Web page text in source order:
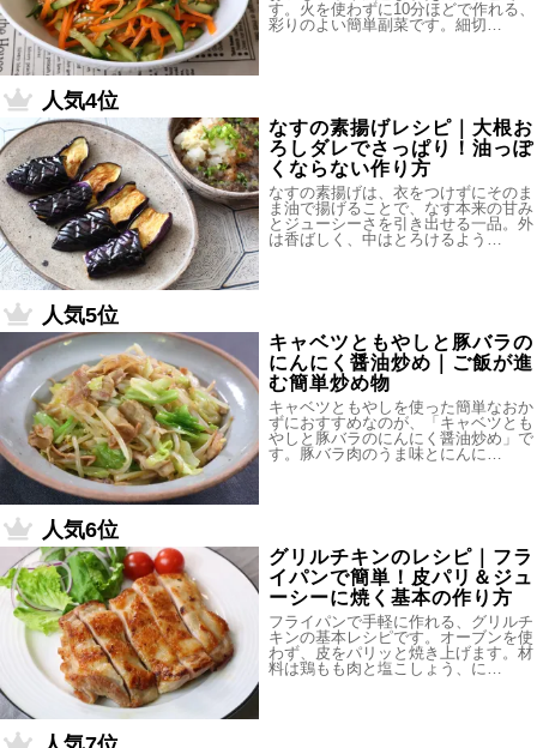
す。火を使わずに10分ほどで作れる、
彩りのよい簡単副菜です。細切…
人気4位
なすの素揚げレシピ｜大根お
ろしダレでさっぱり！油っぽ
くならない作り方
なすの素揚げは、衣をつけずにそのま
ま油で揚げることで、なす本来の甘み
とジューシーさを引き出せる一品。外
は香ばしく、中はとろけるよう…
人気5位
キャベツともやしと豚バラの
にんにく醤油炒め｜ご飯が進
む簡単炒め物
キャベツともやしを使った簡単なおか
ずにおすすめなのが、「キャベツとも
やしと豚バラのにんにく醤油炒め」で
す。豚バラ肉のうま味とにんに…
人気6位
グリルチキンのレシピ｜フラ
イパンで簡単！皮パリ＆ジュ
ーシーに焼く基本の作り方
フライパンで手軽に作れる、グリルチ
キンの基本レシピです。オーブンを使
わず、皮をパリッと焼き上げます。材
料は鶏もも肉と塩こしょう、に…